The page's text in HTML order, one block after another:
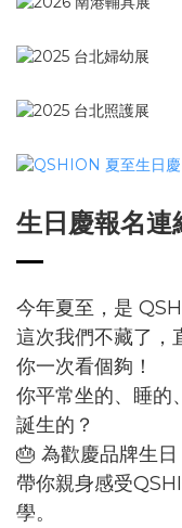
生日慶報名連
今年夏至，是
這次我們不藏了，
你一次看個夠！
你平常坐的、睡的
誕生的？
🎂 為歡慶品牌生
帶你親身感受
學。